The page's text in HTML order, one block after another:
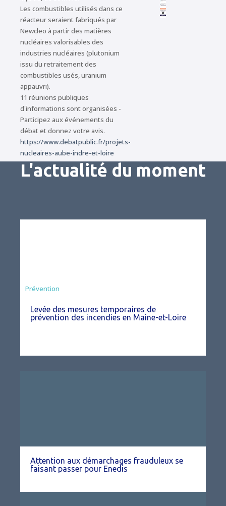
Les combustibles utilisés dans ce
réacteur seraient fabriqués par
Newcleo à partir des matières
nucléaires valorisables des
industries nucléaires (plutonium
issu du retraitement des
combustibles usés, uranium
appauvri).
11 réunions publiques
d'informations sont organisées -
Participez aux événements du
débat et donnez votre avis.
https://www.debatpublic.fr/projets-
nucleaires-aube-indre-et-loire
L'actualité du moment
Préfecture
Prévention
Levée des mesures temporaires de
prévention des incendies en Maine-et-Loire
Attention aux démarchages frauduleux se
faisant passer pour Enedis